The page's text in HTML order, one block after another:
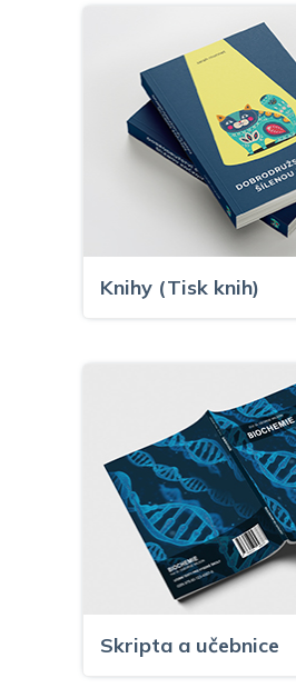
Knihy (Tisk knih)
Skripta a učebnice